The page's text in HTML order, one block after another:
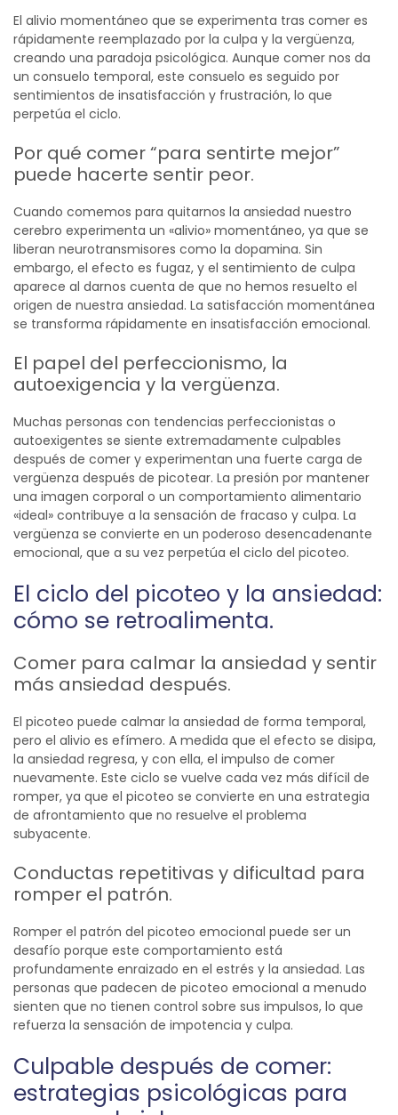
El alivio momentáneo que se experimenta tras comer es
rápidamente reemplazado por la culpa y la vergüenza,
creando una paradoja psicológica. Aunque comer nos da
un consuelo temporal, este consuelo es seguido por
sentimientos de insatisfacción y frustración, lo que
perpetúa el ciclo.
Por qué comer “para sentirte mejor”
puede hacerte sentir peor.
Cuando comemos para quitarnos la ansiedad nuestro
cerebro experimenta un «alivio» momentáneo, ya que se
liberan neurotransmisores como la dopamina. Sin
embargo, el efecto es fugaz, y el sentimiento de culpa
aparece al darnos cuenta de que no hemos resuelto el
origen de nuestra ansiedad. La satisfacción momentánea
se transforma rápidamente en insatisfacción emocional.
El papel del perfeccionismo, la
autoexigencia y la vergüenza.
Muchas personas con tendencias perfeccionistas o
autoexigentes se siente extremadamente culpables
después de comer y experimentan una fuerte carga de
vergüenza después de picotear. La presión por mantener
una imagen corporal o un comportamiento alimentario
«ideal» contribuye a la sensación de fracaso y culpa. La
vergüenza se convierte en un poderoso desencadenante
emocional, que a su vez perpetúa el ciclo del picoteo.
El ciclo del picoteo y la ansiedad:
cómo se retroalimenta.
Comer para calmar la ansiedad y sentir
más ansiedad después.
El picoteo puede calmar la ansiedad de forma temporal,
pero el alivio es efímero. A medida que el efecto se disipa,
la ansiedad regresa, y con ella, el impulso de comer
nuevamente. Este ciclo se vuelve cada vez más difícil de
romper, ya que el picoteo se convierte en una estrategia
de afrontamiento que no resuelve el problema
subyacente.
Conductas repetitivas y dificultad para
romper el patrón.
Romper el patrón del picoteo emocional puede ser un
desafío porque este comportamiento está
profundamente enraizado en el estrés y la ansiedad. Las
personas que padecen de picoteo emocional a menudo
sienten que no tienen control sobre sus impulsos, lo que
refuerza la sensación de impotencia y culpa.
Culpable después de comer:
estrategias psicológicas para